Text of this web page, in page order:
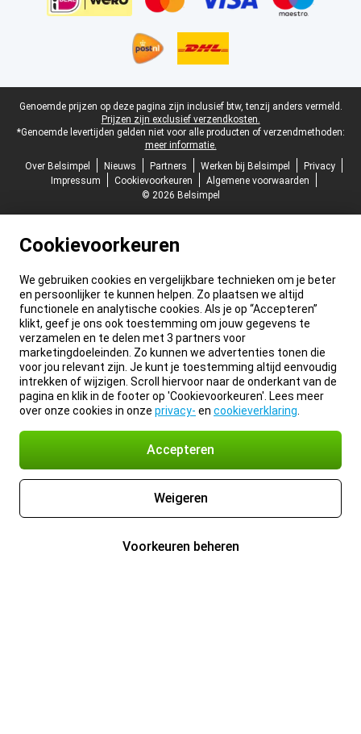
Juridische voettekst
Genoemde prijzen op deze pagina zijn inclusief btw, tenzij anders vermeld.
Prijzen zijn exclusief verzendkosten.
*Genoemde levertijden gelden niet voor alle producten of verzendmethoden:
meer informatie.
Over Belsimpel
Nieuws Partners Werken bij Belsimpel
Privacy
Impressum
Cookievoorkeuren
Algemene voorwaarden
© 2026 Belsimpel
Cookievoorkeuren
We gebruiken cookies en vergelijkbare technieken om je beter
en persoonlijker te kunnen helpen. Zo plaatsen we altijd
functionele en analytische cookies. Als je op “Accepteren”
klikt, geef je ons ook toestemming om jouw gegevens te
verzamelen en te delen met 3 partners voor
marketingdoeleinden. Zo kunnen we advertenties tonen die
voor jou relevant zijn. Je kunt je toestemming altijd eenvoudig
intrekken of wijzigen. Scroll hiervoor naar de onderkant van de
pagina en klik in de footer op 'Cookievoorkeuren'. Lees meer
over onze cookies in onze privacy- en cookieverklaring
Accepteren
Weigeren
Voorkeuren beheren